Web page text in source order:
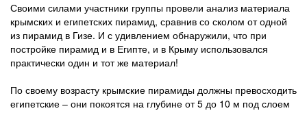
Своими силами участники группы провели анализ материала
крымских и египетских пирамид, сравнив со сколом от одной
из пирамид в Гизе. И с удивлением обнаружили, что при
постройке пирамид и в Египте, и в Крыму использовался
практически один и тот же материал!
По своему возрасту крымские пирамиды должны превосходить
египетские – они покоятся на глубине от 5 до 10 м под слоем